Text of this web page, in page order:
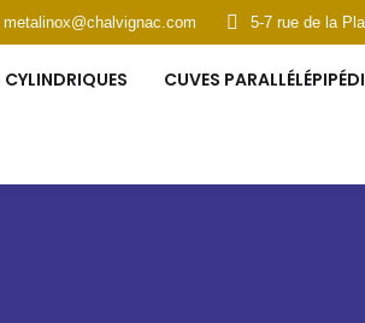
metalinox@chalvignac.com 5-7 rue de la
CYLINDRIQUES CUVES
SOCIÉTÉ CUVES